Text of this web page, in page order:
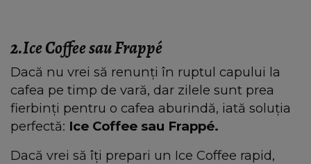
2.Ice Coffee sau Frappé
Dacă nu vrei să renunți în ruptul capului la
cafea pe timp de vară, dar zilele sunt prea
fierbinți pentru o cafea aburindă, iată soluția
perfectă: Ice Coffee sau Frappé.
Dacă vrei să îți prepari un Ice Coffee rapid,